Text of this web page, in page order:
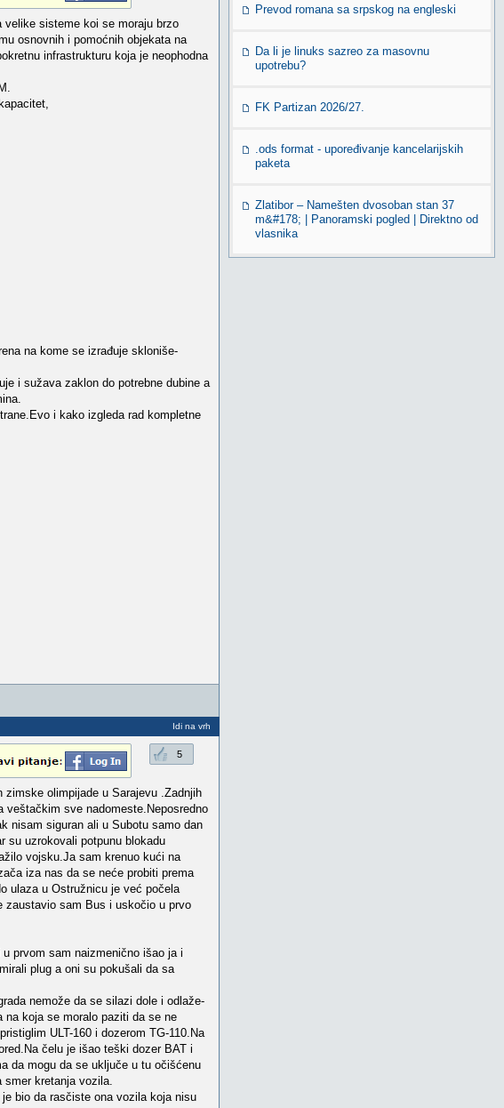
velike sisteme koi se moraju brzo
osnovnih i pomoćnih objekata na
infrastrukturu koja je neophodna
na kome se izrađuje skloniše-
i sužava zaklon do potrebne dubine a
i kako izgleda rad kompletne
Idi na vrh
5
zimske olimpijade u Sarajevu .Zadnjih
veštačkim sve nadomeste.Neposredno
nisam siguran ali u Subotu samo dan
su uzrokovali potpunu blokadu
vojsku.Ja sam krenuo kući na
iza nas da se neće probiti prema
ulaza u Ostružnicu je već počela
zaustavio sam Bus i uskočio u prvo
prvom sam naizmenično išao ja i
plug a oni su pokušali da sa
nemože da se silazi dole i odlaže-
na koja se moralo paziti da se ne
ULT-160 i dozerom TG-110.Na
čelu je išao teški dozer BAT i
da mogu da se uključe u tu očišćenu
smer kretanja vozila.
bio da rasčiste ona vozila koja nisu
Prevod romana sa srpskog na engleski
Da li je linuks sazreo za masovnu
upotrebu?
FK Partizan 2026/27.
.ods format - upoređivanje kancelarijskih
paketa
Zlatibor – Namešten dvosoban stan 37
m&#178; | Panoramski pogled | Direktno od
vlasnika